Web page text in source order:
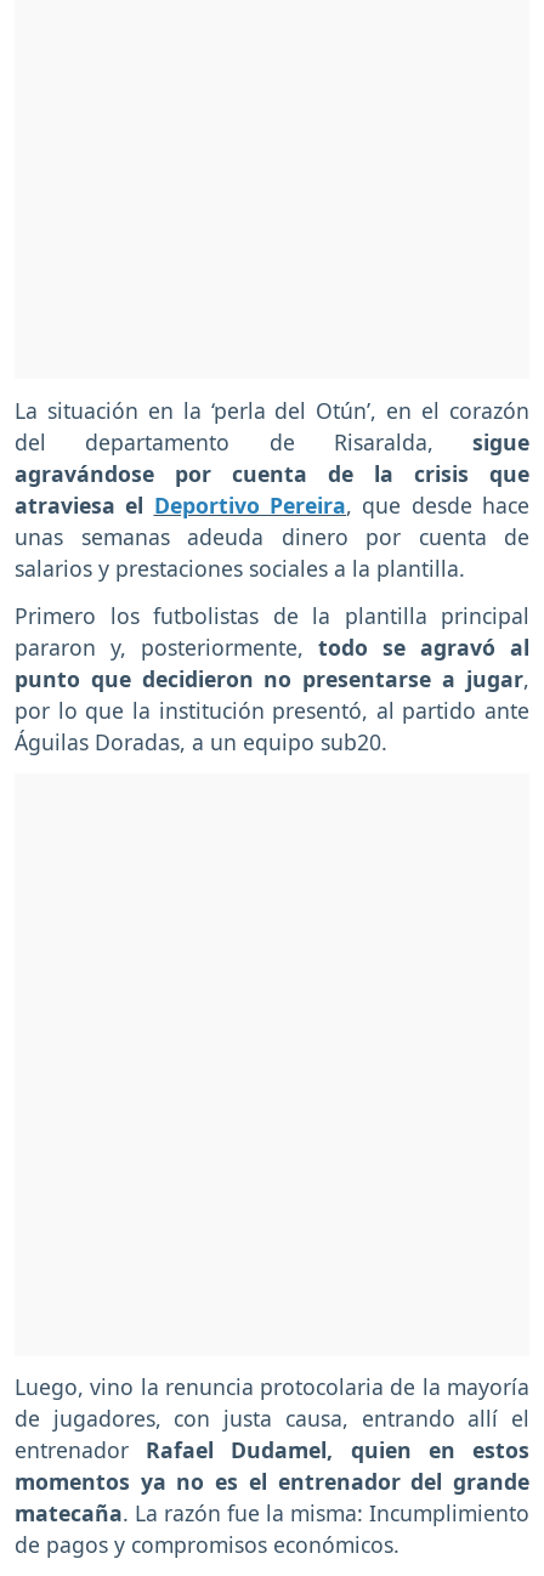
La situación en la ‘perla del Otún’, en el corazón
del departamento de Risaralda, sigue
agravándose por cuenta de la crisis que
atraviesa el Deportivo Pereira, que desde hace
unas semanas adeuda dinero por cuenta de
salarios y prestaciones sociales a la plantilla.
Primero los futbolistas de la plantilla principal
pararon y, posteriormente, todo se agravó al
punto que decidieron no presentarse a jugar,
por lo que la institución presentó, al partido ante
Águilas Doradas, a un equipo sub20.
Luego, vino la renuncia protocolaria de la mayoría
de jugadores, con justa causa, entrando allí el
entrenador Rafael Dudamel, quien en estos
momentos ya no es el entrenador del grande
matecaña. La razón fue la misma: Incumplimiento
de pagos y compromisos económicos.